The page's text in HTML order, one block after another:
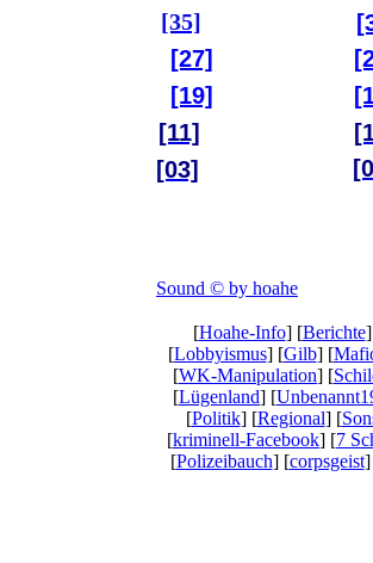
[35]
[27]
[19]
[11]
[03]
Sound © by hoahe
[Hoahe-Info] [Berichte
[Lobbyismus] [Gilb] [
[WK-Manipulation] [
[Lügenland] [
[Politik] [Regional] [
[kriminell-Facebook] [7
[Polizeibauch] [corpsgeist]